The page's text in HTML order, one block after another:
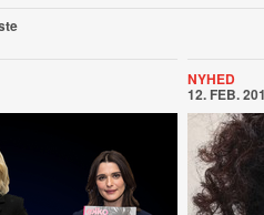
NYHED
12. FEB.